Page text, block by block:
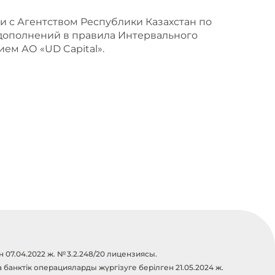
Агентством Республики Казахстан по
в правила Интервального
АО «UD Capital».
ж. № 3.2.248/20 лицензиясы.
операцияларды жүргізуге берілген 21.05.2024 ж.